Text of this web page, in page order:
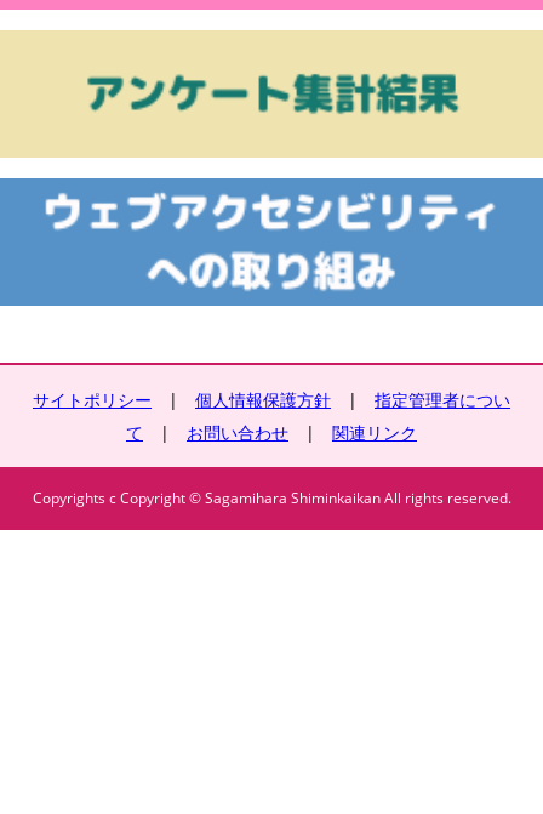
サイトポリシー | 個人情報保護方針 | 指定管理者につい
て | お問い合わせ | 関連リンク
Copyrights c Copyright © Sagamihara Shiminkaikan All rights reserved.